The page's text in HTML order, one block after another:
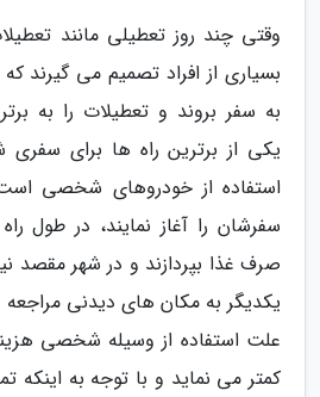
وقتی چند روز تعطیلی مانند
بسیاری از افراد تصمیم می گیرند که
به سفر بروند و تعطیلات را به
یکی از برترین راه ها برای
استفاده از خودروهای شخصی
سفرشان را آغاز نمایند، در طول
صرف غذا بپردازند و در شهر مقصد
یکدیگر به مکان های دیدنی مراجعه
علت استفاده از وسیله شخصی
کمتر می نماید و با توجه به اینکه